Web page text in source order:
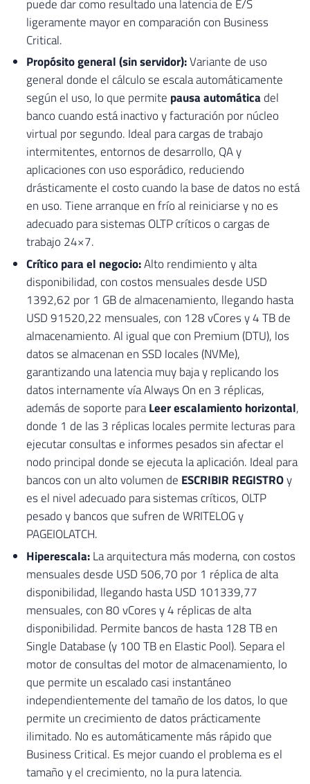
puede dar como resultado una latencia de E/S
ligeramente mayor en comparación con Business
Critical.
Propósito general (sin servidor):Variante de uso
general donde el cálculo se escala automáticamente
según el uso, lo que permite pausa automática del
banco cuando está inactivo y facturación por núcleo
virtual por segundo. Ideal para cargas de trabajo
intermitentes, entornos de desarrollo, QA y
aplicaciones con uso esporádico, reduciendo
drásticamente el costo cuando la base de datos no está
en uso. Tiene arranque en frío al reiniciarse y no es
adecuado para sistemas OLTP críticos o cargas de
trabajo 24×7.
Crítico para el negocio:Alto rendimiento y alta
disponibilidad, con costos mensuales desde USD
1392,62 por 1 GB de almacenamiento, llegando hasta
USD 91520,22 mensuales, con 128 vCores y 4 TB de
almacenamiento. Al igual que con Premium (DTU), los
datos se almacenan en SSD locales (NVMe),
garantizando una latencia muy baja y replicando los
datos internamente vía Always On en 3 réplicas,
además de soporte paraLeer escalamiento horizontal,
donde 1 de las 3 réplicas locales permite lecturas para
ejecutar consultas e informes pesados ​​sin afectar el
nodo principal donde se ejecuta la aplicación. Ideal para
bancos con un alto volumen de ESCRIBIR REGISTROy
es el nivel adecuado para sistemas críticos, OLTP
pesado y bancos que sufren de WRITELOG y
PAGEIOLATCH.
Hiperescala:La arquitectura más moderna, con costos
mensuales desde USD 506,70 por 1 réplica de alta
disponibilidad, llegando hasta USD 101339,77
mensuales, con 80 vCores y 4 réplicas de alta
disponibilidad. Permite bancos de hasta 128 TB en
Single Database (y 100 TB en Elastic Pool). Separa el
motor de consultas del motor de almacenamiento, lo
que permite un escalado casi instantáneo
independientemente del tamaño de los datos, lo que
permite un crecimiento de datos prácticamente
ilimitado. No es automáticamente más rápido que
Business Critical. Es mejor cuando el problema es el
tamaño y el crecimiento, no la pura latencia.